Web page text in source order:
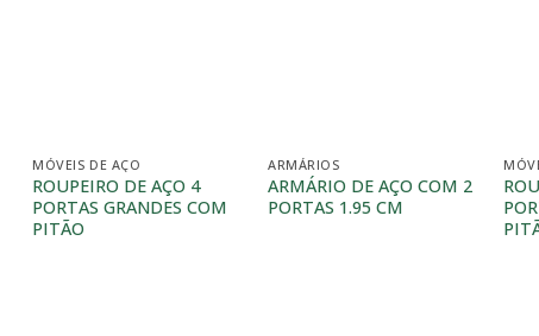
MÓVEIS DE AÇO
ROUPEIRO DE AÇO 4
PORTAS GRANDES COM
PITÃO
ARMÁRIOS
ARMÁRIO DE AÇO COM 2
PORTAS 1.95 CM